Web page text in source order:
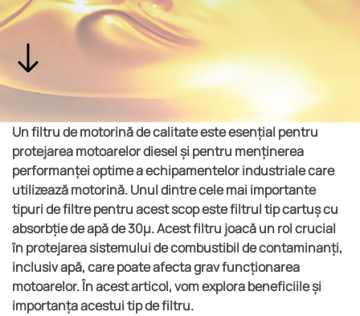
Un filtru de motorină de calitate este esențial pentru
protejarea motoarelor diesel și pentru menținerea
performanței optime a echipamentelor industriale care
utilizează motorină. Unul dintre cele mai importante
tipuri de filtre pentru acest scop este filtrul tip cartuș cu
absorbție de apă de 30µ. Acest filtru joacă un rol crucial
în protejarea sistemului de combustibil de contaminanți,
inclusiv apă, care poate afecta grav funcționarea
motoarelor. În acest articol, vom explora beneficiile și
importanța acestui tip de filtru.